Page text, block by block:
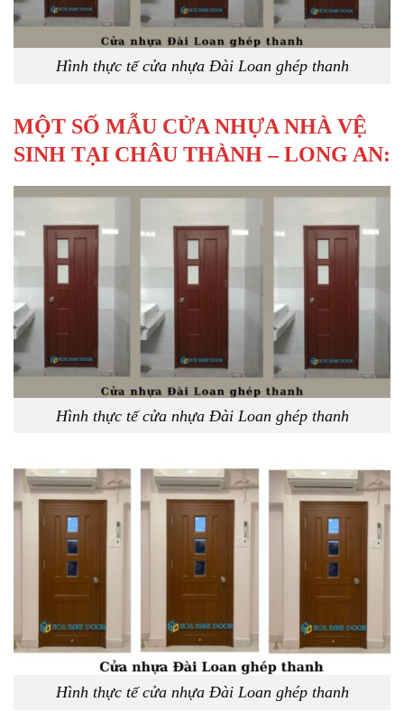
Hình thực tế cửa nhựa Đài Loan ghép thanh
MỘT SỐ MẪU CỬA NHỰA NHÀ VỆ
SINH TẠI CHÂU THÀNH – LONG AN:
Hình thực tế cửa nhựa Đài Loan ghép thanh
Hình thực tế cửa nhựa Đài Loan ghép thanh